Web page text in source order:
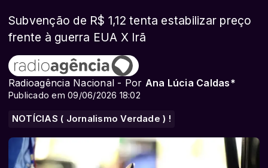
Subvenção de R$ 1,12 tenta estabilizar preço
frente à guerra EUA X Irã
Radioagência Nacional - Por Ana Lúcia Caldas*
Publicado em 09/06/2026 18:02
NOTÍCIAS ( Jornalismo Verdade ) !